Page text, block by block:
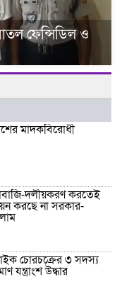
ফেন্সিডিল ও
মাদকবিরোধী
দলীয়করণ করতেই
করছে না সরকার-
চোরচক্রের ৩ সদস্য
যন্ত্রাংশ উদ্ধার